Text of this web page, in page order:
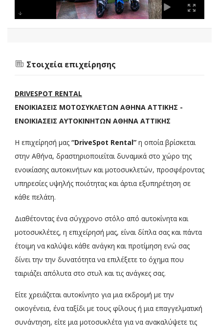
Στοιχεία επιχείρησης
DRIVESPOT RENTAL
ΕΝΟΙΚΙΑΣΕΙΣ ΜΟΤΟΣΥΚΛΕΤΩΝ ΑΘΗΝΑ ΑΤΤΙΚΗΣ -
ΕΝΟΙΚΙΑΣΕΙΣ ΑΥΤΟΚΙΝΗΤΩΝ ΑΘΗΝΑ ΑΤΤΙΚΗΣ
Η επιχείρησή μας “DriveSpot Rental” η οποία βρίσκεται
στην Αθήνα, δραστηριοποιείται δυναμικά στο χώρο της
ενοικίασης αυτοκινήτων και μοτοσυκλετών, προσφέροντας
υπηρεσίες υψηλής ποιότητας και άρτια εξυπηρέτηση σε
κάθε πελάτη.
Διαθέτοντας ένα σύγχρονο στόλο από αυτοκίνητα και
μοτοσυκλέτες, η επιχείρησή μας, είναι δίπλα σας και πάντα
έτοιμη να καλύψει κάθε ανάγκη και προτίμηση ενώ σας
δίνει την την δυνατότητα να επιλέξετε το όχημα που
ταιριάζει απόλυτα στο στυλ και τις ανάγκες σας.
Είτε χρειάζεται αυτοκίνητο για μια εκδρομή με την
οικογένεια, ένα ταξίδι με τους φίλους ή μια επαγγελματική
συνάντηση, είτε μια μοτοσυκλέτα για να ανακαλύψετε τις